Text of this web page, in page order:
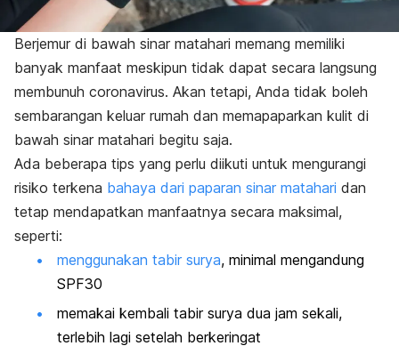
Berjemur di bawah sinar matahari memang memiliki
banyak manfaat meskipun tidak dapat secara langsung
membunuh coronavirus. Akan tetapi, Anda tidak boleh
sembarangan keluar rumah dan memapaparkan kulit di
bawah sinar matahari begitu saja.
Ada beberapa tips yang perlu diikuti untuk mengurangi
risiko terkena bahaya dari paparan sinar matahari dan
tetap mendapatkan manfaatnya secara maksimal,
seperti:
menggunakan tabir surya, minimal mengandung
SPF30
memakai kembali tabir surya dua jam sekali,
terlebih lagi setelah berkeringat